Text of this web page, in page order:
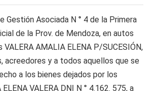
Gestión Asociada N ° 4 de la Primera
de la Prov. de Mendoza, en autos
AMALIA ELENA P/SUCESIÓN,
acreedores y a todos aquellos que se
a los bienes dejados por los
VALERA DNI N ° 4.162. 575, a